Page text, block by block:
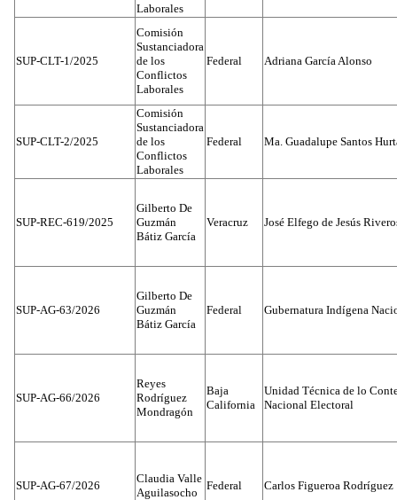
Laborales
SUP-CLT-1/2025
Comisión
Sustanciadora
de los
Conflictos
Laborales
Federal Adriana García Alonso
SUP-CLT-2/2025
Comisión
Sustanciadora
de los
Conflictos
Laborales
Federal Ma. Guadalupe Santos
SUP-REC-619/2025
Gilberto De
Guzmán
Bátiz García
Veracruz José Elfego de Jesús
SUP-AG-63/2026
Gilberto De
Guzmán
Bátiz García
Federal Gubernatura Indígena
SUP-AG-66/2026
Reyes
Rodríguez
Mondragón
Baja
California
Unidad Técnica de lo
Nacional Electoral
SUP-AG-67/2026
Claudia Valle
Aguilasocho
Federal Carlos Figueroa Rodríguez